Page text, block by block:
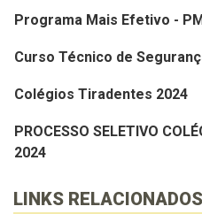
Programa Mais Efetivo -
Curso Técnico de
Colégios Tiradentes 2024
PROCESSO SELETIVO
2024
LINKS RELACIONADOS